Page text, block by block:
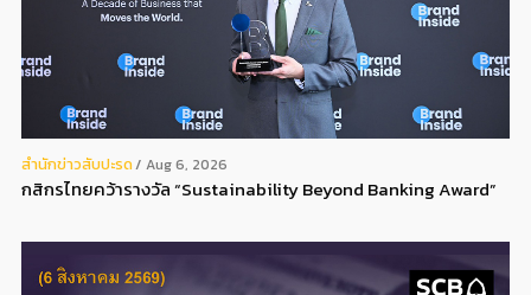
สํานักข่าวสับปะรด Aug 6, 2026
กสิกรไทยคว้ารางวัล “Sustainability Beyond Banking Award”